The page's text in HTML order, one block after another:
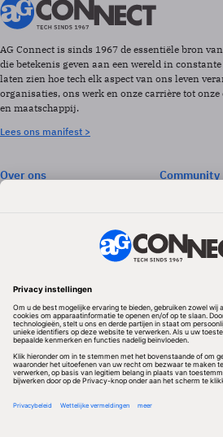
AG Connect is sinds 1967 de essentiële bron
die betekenis geven aan een wereld in
laten zien hoe tech elk aspect van ons leven
organisaties, ons werk en onze carrière tot onze
en maatschappij.
Lees ons manifest >
Over ons
Privacyinstellingen
Community
Events &
Vacatures
Volg ons